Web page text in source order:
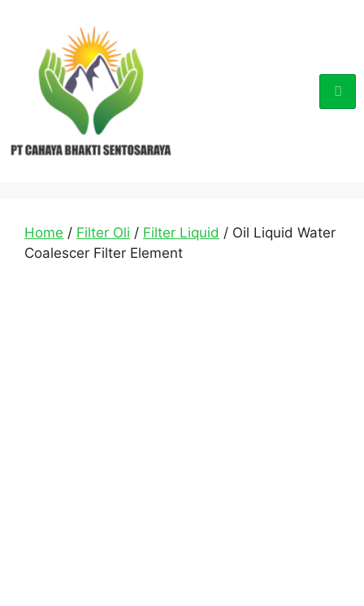
Home / Filter Oli / Filter Liquid / Oil Liquid Water
Coalescer Filter Element